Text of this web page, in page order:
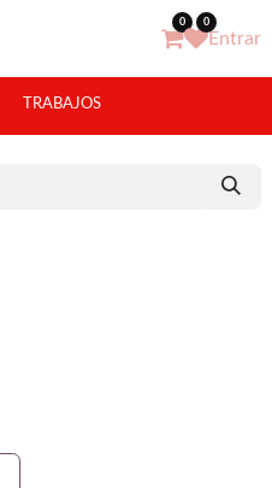
0 0
Entrar
TRABAJOS